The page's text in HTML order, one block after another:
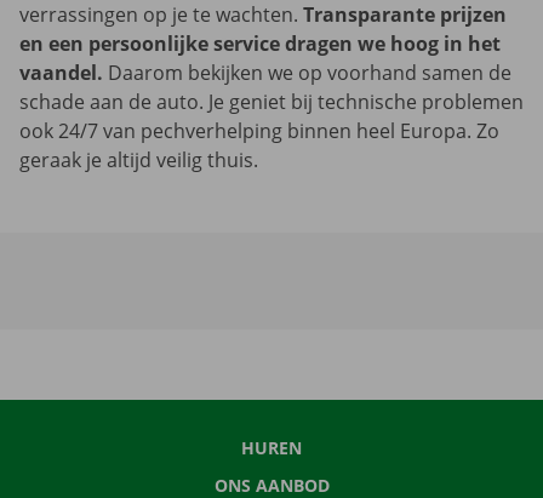
verrassingen op je te wachten. Transparante prijzen
en een persoonlijke service dragen we hoog in het
vaandel. Daarom bekijken we op voorhand samen de
schade aan de auto. Je geniet bij technische problemen
ook 24/7 van pechverhelping binnen heel Europa. Zo
geraak je altijd veilig thuis.
HUREN
ONS AANBOD